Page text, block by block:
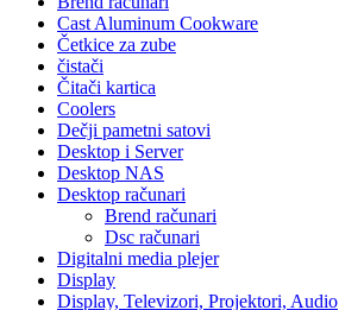
Cast Aluminum Cookware
Četkice za zube
čistači
Čitači kartica
Coolers
Dečji pametni satovi
Desktop i Server
Desktop NAS
Desktop računari
Brend računari
Dsc računari
Digitalni media plejer
Display
Display, Televizori, Projektori, Audio